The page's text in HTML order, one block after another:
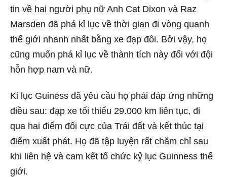
tin về hai người phụ nữ Anh Cat Dixon và Raz
Marsden đã phá kỉ lục về thời gian đi vòng quanh
thế giới nhanh nhất bằng xe đạp đôi. Bởi vậy, họ
cũng muốn phá kỉ lục về thành tích này đối với đội
hỗn hợp nam và nữ.
Kỉ lục Guiness đã yêu cầu họ phải đáp ứng những
điều sau: đạp xe tối thiểu 29.000 km liên tục, đi
qua hai điểm đối cực của Trái đất và kết thúc tại
điểm xuất phát. Họ đã tập luyện rất chăm chỉ sau
khi liên hệ và cam kết tổ chức kỷ lục Guinness thế
giới.